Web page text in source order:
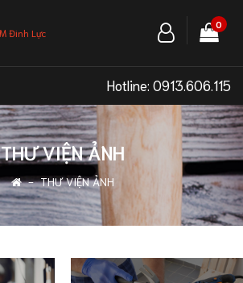
0
Hotline: 0913.606.115
THƯ VIỆN ẢNH
- THƯ VIỆN ẢNH